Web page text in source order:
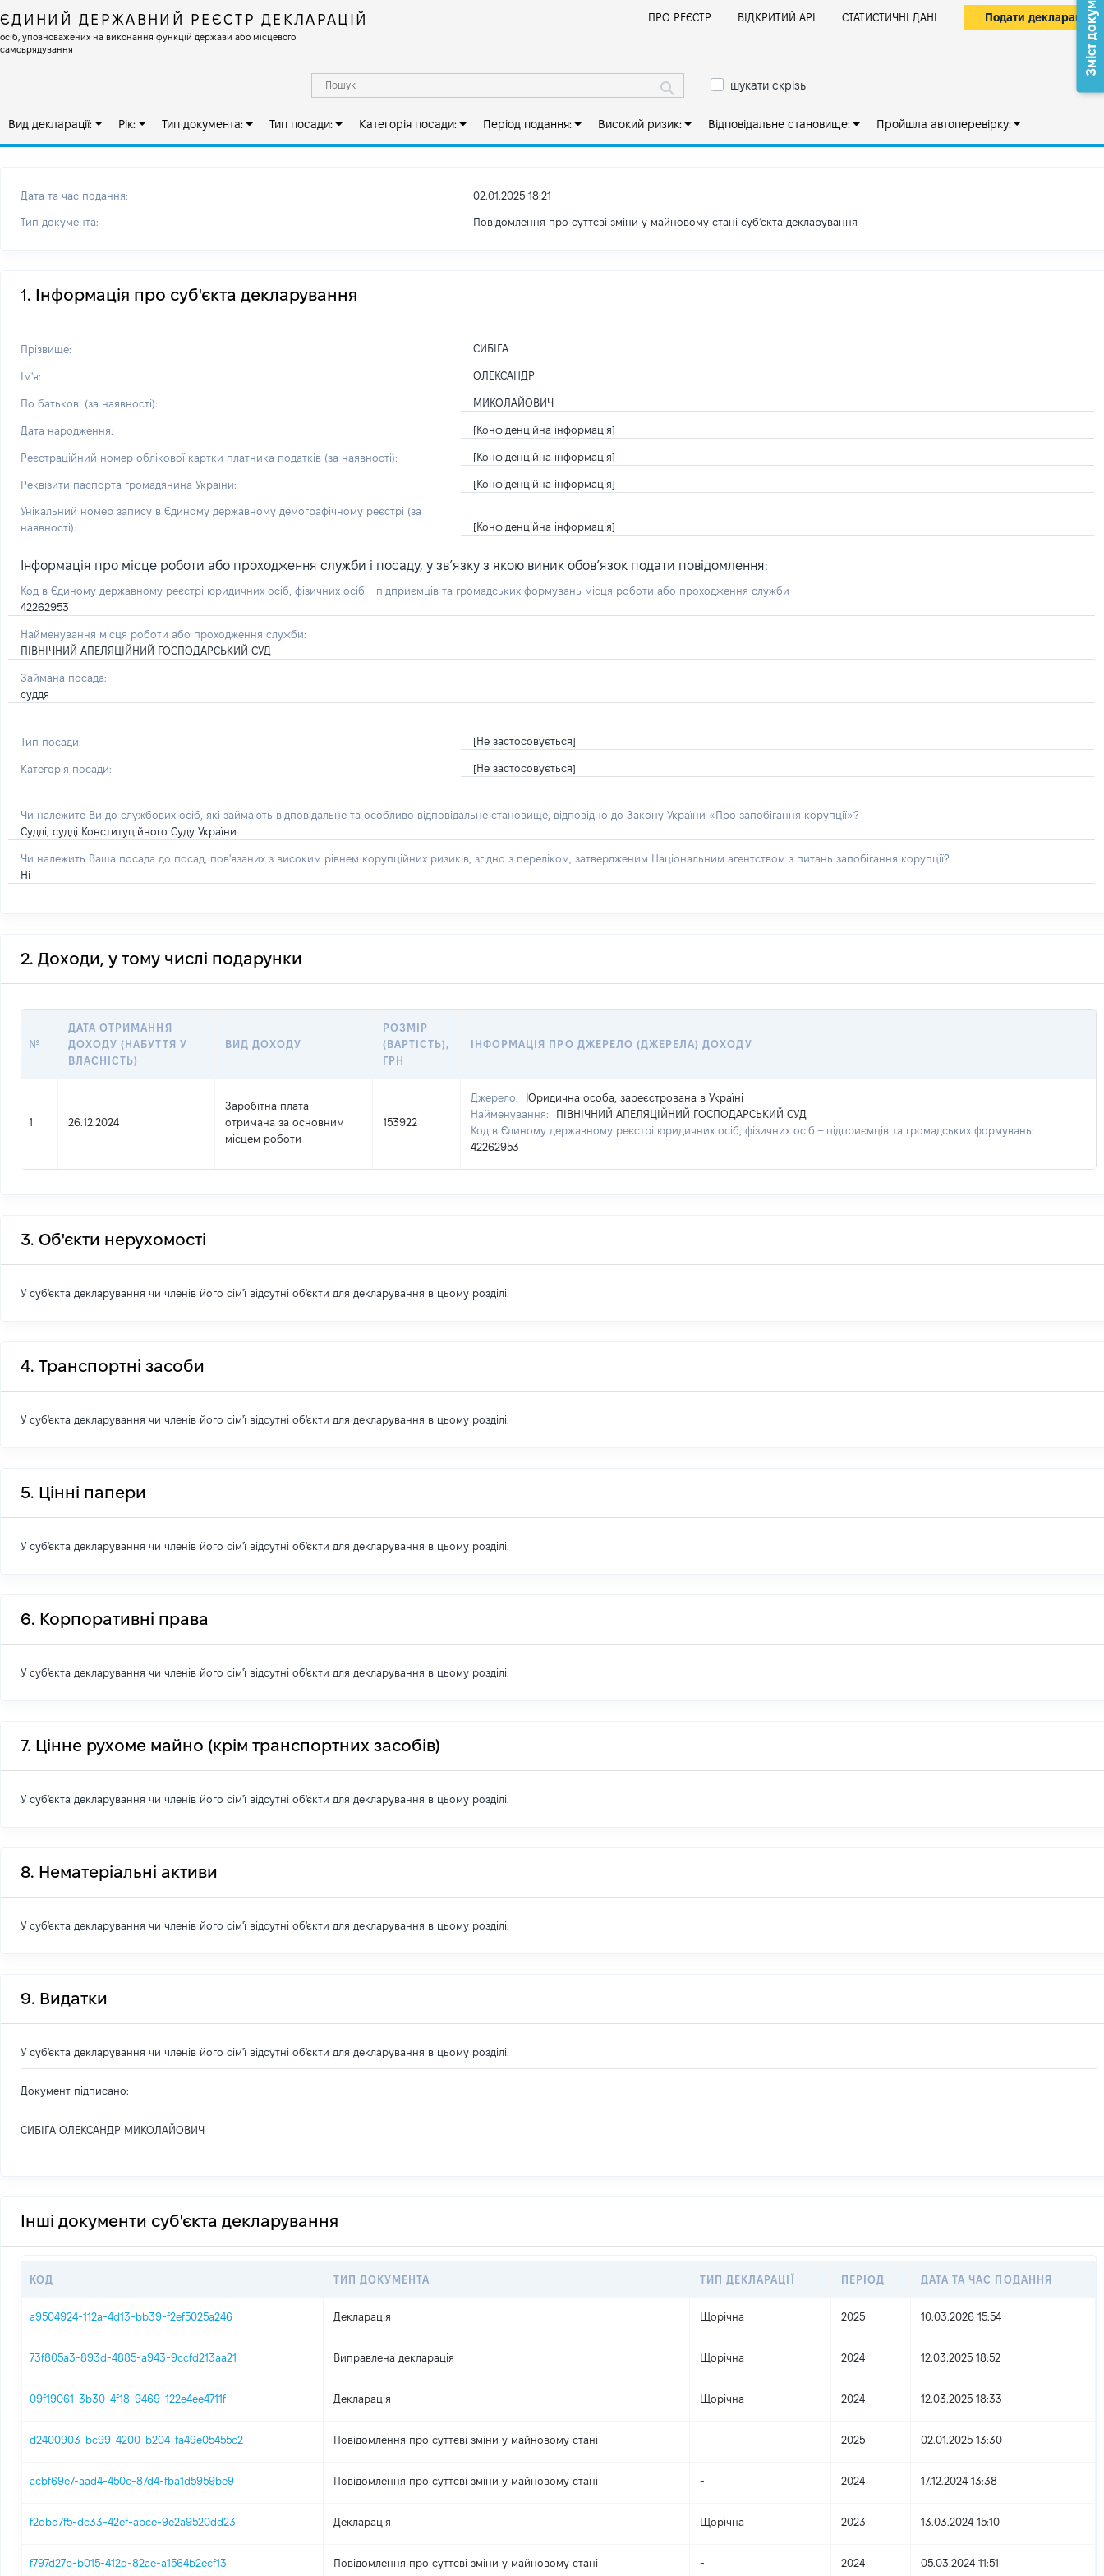
ЄДИНИЙ ДЕРЖАВНИЙ РЕЄСТР ДЕКЛАРАЦІЙ
осіб, уповноважених на виконання функцій держави або місцевого
самоврядування
ПРО РЕЄСТР ВІДКРИТИЙ АРІ СТАТИСТИЧНІ ДАНІ Подати декларацію
шукати скрізь
Вид декларації: Рік: Тип документа: Тип посади: Категорія посади: Період подання: Високий ризик: Відповідальне становище: Пройшла автоперевірку:
Дата та час подання: 02.01.2025 18:21
Тип документа: Повідомлення про суттєві зміни у майновому стані субʼєкта декларування
1. Інформація про суб'єкта декларування
Прізвище: СИБІГА
Ім'я: ОЛЕКСАНДР
По батькові (за наявності): МИКОЛАЙОВИЧ
Дата народження: [Конфіденційна інформація]
Реєстраційний номер облікової картки платника податків (за наявності): [Конфіденційна інформація]
Реквізити паспорта громадянина України: [Конфіденційна інформація]
Унікальний номер запису в Єдиному державному демографічному реєстрі (за
наявності):
[Конфіденційна інформація]
Інформація про місце роботи або проходження служби і посаду, у зв’язку з якою виник обов’язок подати повідомлення:
Код в Єдиному державному реєстрі юридичних осіб, фізичних осіб - підприємців та громадських формувань місця роботи або проходження служби
42262953
Найменування місця роботи або проходження служби:
ПІВНІЧНИЙ АПЕЛЯЦІЙНИЙ ГОСПОДАРСЬКИЙ СУД
Займана посада:
суддя
Тип посади: [Не застосовується]
Категорія посади: [Не застосовується]
Чи належите Ви до службових осіб, які займають відповідальне та особливо відповідальне становище, відповідно до Закону України «Про запобігання корупції»?
Судді, судді Конституційного Суду України
Чи належить Ваша посада до посад, пов'язаних з високим рівнем корупційних ризиків, згідно з переліком, затвердженим Національним агентством з питань запобігання корупції?
Ні
2. Доходи, у тому числі подарунки
№
ДАТА ОТРИМАННЯ
ДОХОДУ (НАБУТТЯ У
ВЛАСНІСТЬ)
ВИД ДОХОДУ
РОЗМІР
(ВАРТІСТЬ),
ГРН
ІНФОРМАЦІЯ ПРО ДЖЕРЕЛО (ДЖЕРЕЛА) ДОХОДУ
1 26.12.2024
Заробітна плата
отримана за основним
місцем роботи
153922
Джерело:
Юридична особа, зареєстрована в Україні
Найменування:
ПІВНІЧНИЙ АПЕЛЯЦІЙНИЙ ГОСПОДАРСЬКИЙ СУД
Код в Єдиному державному реєстрі юридичних осіб, фізичних осіб – підприємців та громадських формувань:
42262953
3. Об'єкти нерухомості
У суб'єкта декларування чи членів його сім'ї відсутні об'єкти для декларування в цьому розділі.
4. Транспортні засоби
У суб'єкта декларування чи членів його сім'ї відсутні об'єкти для декларування в цьому розділі.
5. Цінні папери
У суб'єкта декларування чи членів його сім'ї відсутні об'єкти для декларування в цьому розділі.
6. Корпоративні права
У суб'єкта декларування чи членів його сім'ї відсутні об'єкти для декларування в цьому розділі.
7. Цінне рухоме майно (крім транспортних засобів)
У суб'єкта декларування чи членів його сім'ї відсутні об'єкти для декларування в цьому розділі.
8. Нематеріальні активи
У суб'єкта декларування чи членів його сім'ї відсутні об'єкти для декларування в цьому розділі.
9. Видатки
У суб'єкта декларування чи членів його сім'ї відсутні об'єкти для декларування в цьому розділі.
Документ підписано:
СИБІГА ОЛЕКСАНДР МИКОЛАЙОВИЧ
Зміст документа
Інші документи суб'єкта декларування
КОД ТИП ДОКУМЕНТА ТИП ДЕКЛАРАЦІЇ ПЕРІОД ДАТА ТА ЧАС ПОДАННЯ
a9504924-112a-4d13-bb39-f2ef5025a246 Декларація Щорічна 2025 10.03.2026 15:54
73f805a3-893d-4885-a943-9ccfd213aa21 Виправлена декларація Щорічна 2024 12.03.2025 18:52
09f19061-3b30-4f18-9469-122e4ee4711f Декларація Щорічна 2024 12.03.2025 18:33
d2400903-bc99-4200-b204-fa49e05455c2 Повідомлення про суттєві зміни y майновому стані - 2025 02.01.2025 13:30
acbf69e7-aad4-450c-87d4-fba1d5959be9 Повідомлення про суттєві зміни y майновому стані - 2024 17.12.2024 13:38
f2dbd7f5-dc33-42ef-abce-9e2a9520dd23 Декларація Щорічна 2023 13.03.2024 15:10
f797d27b-b015-412d-82ae-a1564b2ecf13 Повідомлення про суттєві зміни y майновому стані - 2024 05.03.2024 11:51